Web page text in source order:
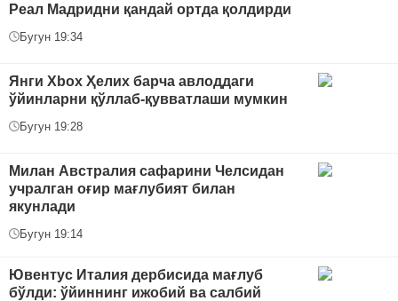
Реал Мадридни қандай ортда қолдирди
Бугун 19:34
Янги Xbox Ҳелих барча авлоддаги
ўйинларни қўллаб-қувватлаши мумкин
Бугун 19:28
Милан Австралия сафарини Челсидан
учралган оғир мағлубият билан
якунлади
Бугун 19:14
Ювентус Италия дербисида мағлуб
бўлди: ўйиннинг ижобий ва салбий